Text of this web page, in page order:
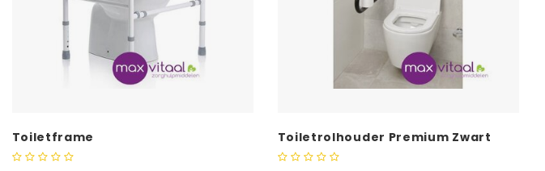
Toiletframe
Toiletrolhouder Premium Zwart
SecuCare